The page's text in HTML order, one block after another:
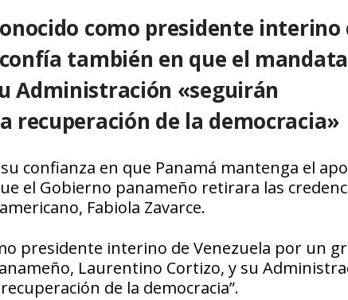
como presidente interino
también en que el
Administración «seguirán
recuperación de la democracia»
confianza en que Panamá mantenga el
el Gobierno panameño retirara las
Fabiola Zavarce.
presidente interino de Venezuela por un
Laurentino Cortizo, y su
de la democracia”.